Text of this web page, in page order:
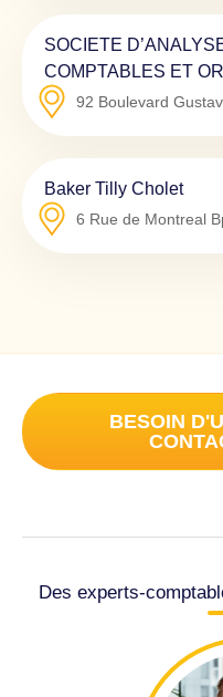
SOCIETE
COMPTABLES ET
92 Boulevard
Baker Tilly Cholet
6 Rue de Montreal
BESOIN
Des experts-